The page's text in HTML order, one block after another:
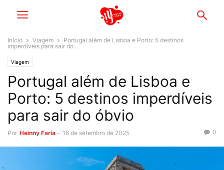
Início Viagem
Portugal além de Lisboa e Porto: 5 destinos
imperdíveis para sair do...
Viagem
Portugal além de Lisboa e
Porto: 5 destinos imperdíveis
para sair do óbvio
Por Heinny Faria - 16 de setembro de 2025 0